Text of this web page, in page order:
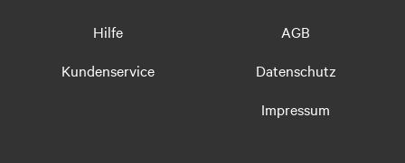
Hilfe
Kundenservice
AGB
Datenschutz
Impressum